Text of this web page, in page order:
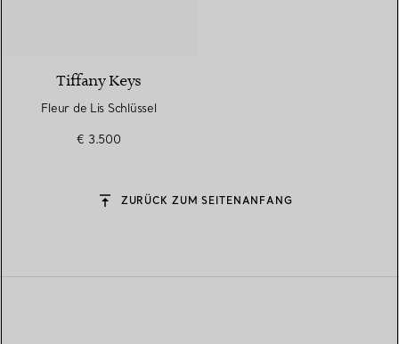
Tiffany Keys
Fleur de Lis Schlüssel
€ 3.500
ZURÜCK ZUM SEITENANFANG